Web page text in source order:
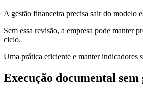
A gestão financeira precisa sair do modelo
Sem essa revisão, a empresa pode manter
ciclo.
Uma prática eficiente e manter indicadores
Execução documental sem